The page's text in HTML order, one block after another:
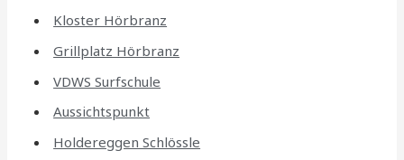
Kloster Hörbranz
Grillplatz Hörbranz
VDWS Surfschule
Aussichtspunkt
Holdereggen Schlössle